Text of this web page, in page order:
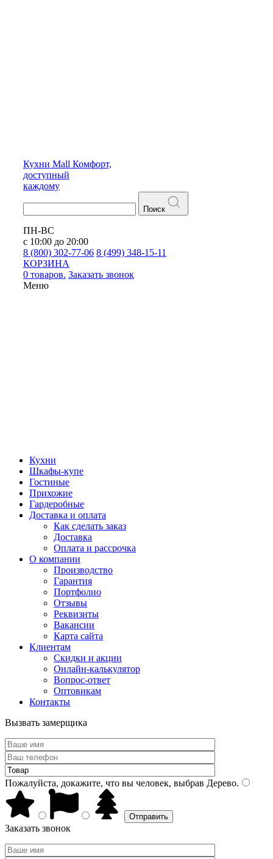
Кухни Mall Комфорт,
доступный
каждому
Поиск
ПН-ВС
с 10:00 до 20:00
8 (800) 302-77-06 8 (499) 348-15-11
КОРЗИНА
0 товаров. Заказать звонок
Меню
Кухни
Шкафы-купе
Гостиные
Прихожие
Гардеробные
Доставка и оплата
Как сделать заказ
Доставка
Оплата и рассрочка
О компании
Производство
Гарантия
Портфолио
Отзывы
Реквизиты
Вакансии
Карта сайта
Клиентам
Скидки и акции
Онлайн-калькулятор
Вопрос-ответ
Оптовикам
Контакты
Вызвать замерщика
Пожалуйста, докажите, что вы человек, выбрав Дерево.
Заказать звонок